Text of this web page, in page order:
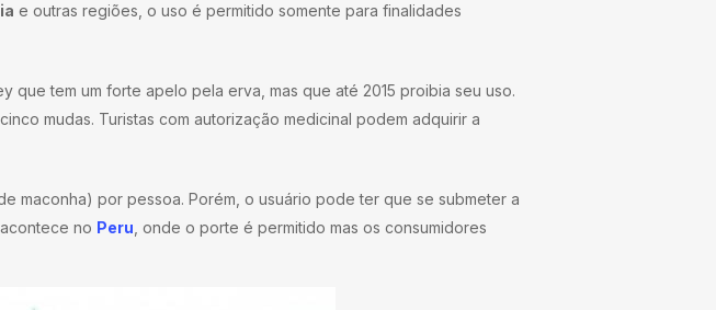
e outras regiões, o uso é permitido somente para finalidades
que tem um forte apelo pela erva, mas que até 2015 proibia seu uso.
mudas. Turistas com autorização medicinal podem adquirir a
maconha) por pessoa. Porém, o usuário pode ter que se submeter a
no Peru , onde o porte é permitido mas os consumidores